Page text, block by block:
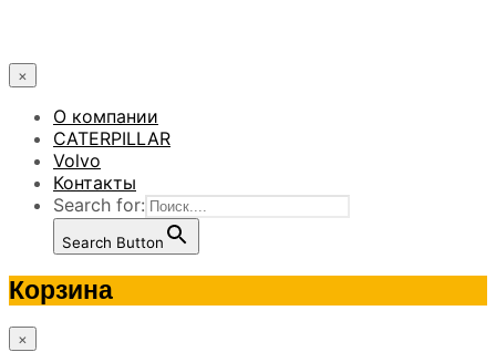
×
О компании
CATERPILLAR
Volvo
Контакты
Search for:
Search Button
Корзина
×